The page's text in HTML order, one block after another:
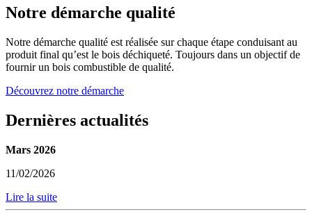
Notre démarche qualité
Notre démarche qualité est réalisée sur chaque étape conduisant au
produit final qu’est le bois déchiqueté. Toujours dans un objectif de
fournir un bois combustible de qualité.
Découvrez notre démarche
Dernières actualités
Mars 2026
11/02/2026
Lire la suite